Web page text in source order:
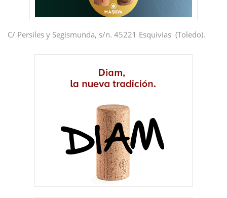
C/ Persiles y Segismunda, s/n. 45221 Esquivias (Toledo).